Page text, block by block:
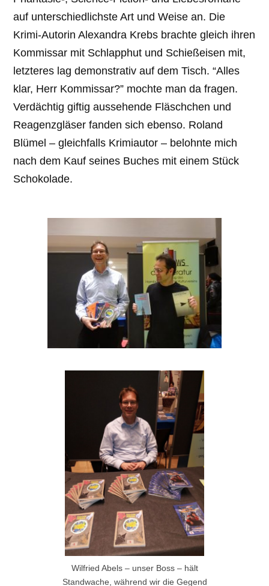
auf unterschiedlichste Art und Weise an. Die
Krimi-Autorin Alexandra Krebs brachte gleich ihren
Kommissar mit Schlapphut und Schießeisen mit,
letzteres lag demonstrativ auf dem Tisch. “Alles
klar, Herr Kommissar?” mochte man da fragen.
Verdächtig giftig aussehende Fläschchen und
Reagenzgläser fanden sich ebenso. Roland
Blümel – gleichfalls Krimiautor – belohnte mich
nach dem Kauf seines Buches mit einem Stück
Schokolade.
Wilfried Abels – unser Boss – hält
Standwache, während wir die Gegend